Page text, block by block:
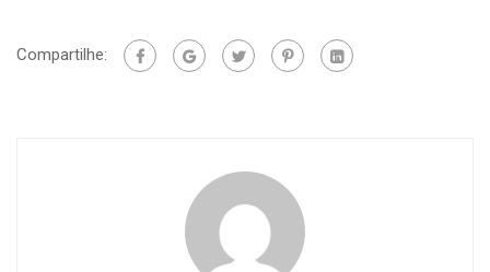
Compartilhe: